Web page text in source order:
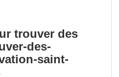
trouver des
des-
saint-